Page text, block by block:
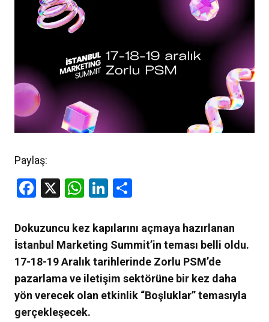
Paylaş:
Facebook
X WhatsApp
LinkedIn
Dokuzuncu kez kapılarını açmaya hazırlanan
İstanbul Marketing Summit’in teması belli oldu.
17-18-19 Aralık tarihlerinde Zorlu PSM’de
pazarlama ve iletişim sektörüne bir kez daha
yön verecek olan etkinlik “Boşluklar” temasıyla
gerçekleşecek.